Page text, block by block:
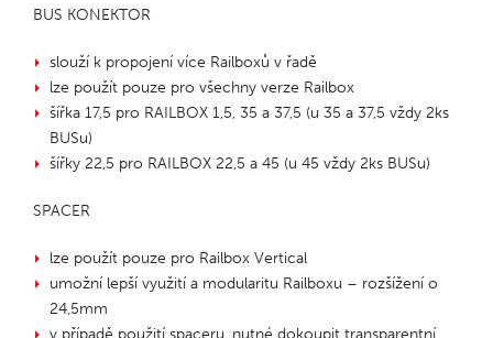
BUS KONEKTOR
slouží k propojení více Railboxů v řadě
lze použít pouze pro všechny verze Railbox
šířka 17,5 pro RAILBOX 1,5, 35 a 37,5 (u 35 a 37,5 vždy 2ks
BUSu)
šířky 22,5 pro RAILBOX 22,5 a 45 (u 45 vždy 2ks BUSu)
SPACER
lze použít pouze pro Railbox Vertical
umožní lepší využití a modularitu Railboxu – rozšížení o
24,5mm
v případě použití spaceru, nutné dokoupit transparentní